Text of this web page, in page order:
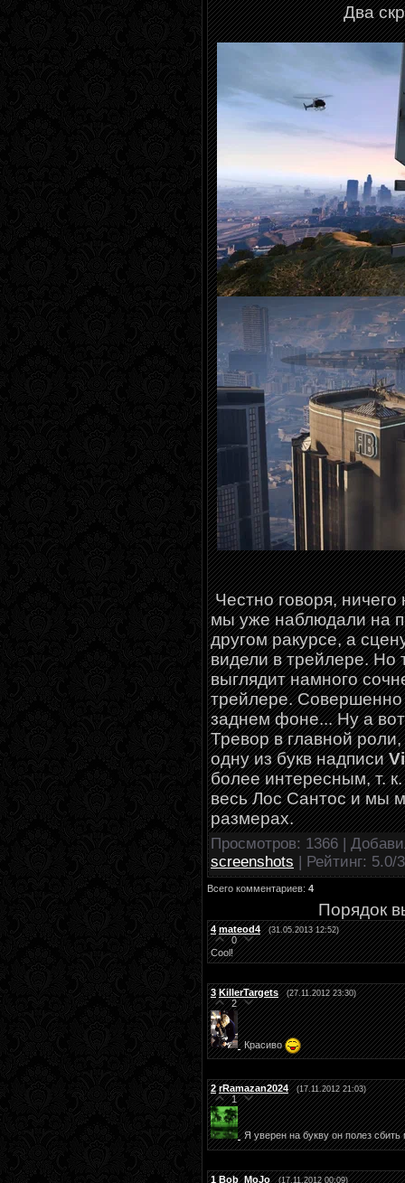
Два
Честно говоря, ничего
мы уже наблюдали на
другом ракурсе, а
видели в трейлере. Но
выглядит намного
трейлере. Совершенно
заднем фоне... Ну а
Тревор в главной
одну из букв надписи
более интересным, т.
весь Лос Сантос и мы
размерах.
Просмотров: 1366 |
screenshots | Рейтинг: 5.0/3
Всего комментариев: 4
Порядок
4 mateod4 (31.05.2013 12:52)
0
Cool!
3 KillerTargets (27.11.2012 23:30)
2
Красиво
2 rRamazan2024 (17.11.2012 21:03)
1
Я уверен на букву он полез
1 Bob_MoJo (17.11.2012 00:09)